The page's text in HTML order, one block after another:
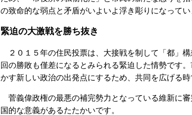
の致命的な弱点と矛盾がいよいよ浮き彫りになってい
緊迫の大激戦を勝ち抜き
２０１５年の住民投票は、大接戦を制して「都」
回の勝敗も僅差になるとみられる緊迫した情勢です
かす新しい政治の出発点にするため、共同を広げる時
菅義偉政権の最悪の補完勢力となっている維新に
国的な意義があるたたかいです。